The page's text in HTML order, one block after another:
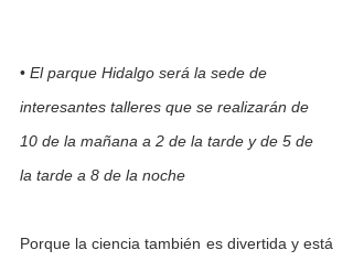
• El parque Hidalgo será la sede de
interesantes talleres que se realizarán de
10 de la mañana a 2 de la tarde y de 5 de
la tarde a 8 de la noche
Porque la ciencia también es divertida y está